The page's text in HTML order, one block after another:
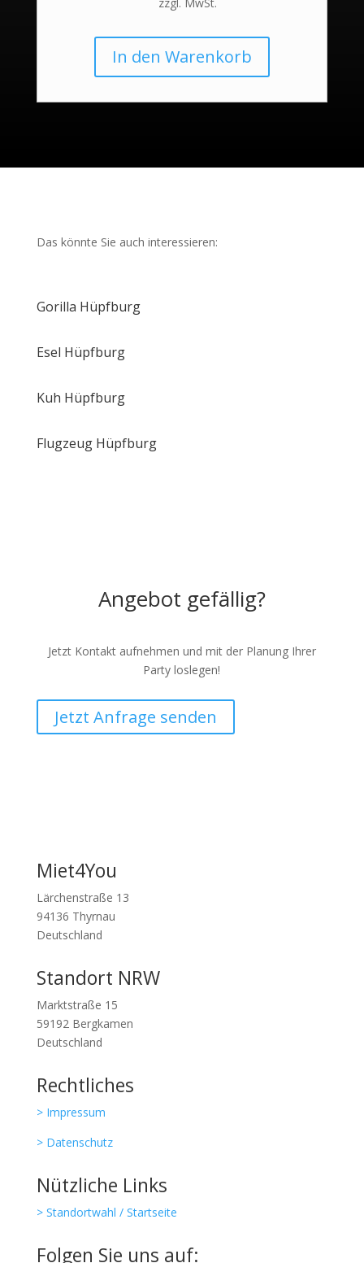
In den Warenkorb
Das könnte Sie auch interessieren:
Gorilla Hüpfburg
Esel Hüpfburg
Kuh Hüpfburg
Flugzeug Hüpfburg
Angebot gefällig?
Jetzt Kontakt aufnehmen und mit der Planung Ihrer
Party loslegen!
Jetzt Anfrage senden
Miet4You
Lärchenstraße 13
94136 Thyrnau
Deutschland
Standort NRW
Marktstraße 15
59192 Bergkamen
Deutschland
Rechtliches
> Impressum
> Datenschutz
Nützliche Links
> Standortwahl / Startseite
Folgen Sie uns auf: